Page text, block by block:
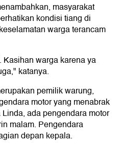
masyarakat
kondisi tiang di
warga terancam
warga karena ya
katanya.
pemilik warung,
motor yang menabrak
ada pengendara motor
malam. Pengendara
depan kepala.